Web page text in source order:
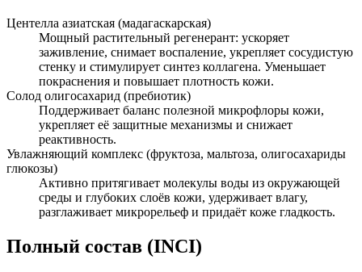
Центелла азиатская (мадагаскарская)
Мощный растительный регенерант: ускоряет
заживление, снимает воспаление, укрепляет сосудистую
стенку и стимулирует синтез коллагена. Уменьшает
покраснения и повышает плотность кожи.
Солод олигосахарид (пребиотик)
Поддерживает баланс полезной микрофлоры кожи,
укрепляет её защитные механизмы и снижает
реактивность.
Увлажняющий комплекс (фруктоза, мальтоза, олигосахариды
глюкозы)
Активно притягивает молекулы воды из окружающей
среды и глубоких слоёв кожи, удерживает влагу,
разглаживает микрорельеф и придаёт коже гладкость.
Полный состав (INCI)